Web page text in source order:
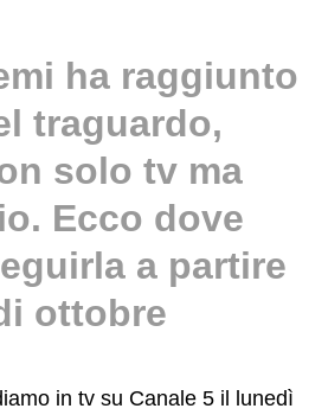
ha raggiunto
traguardo,
solo tv ma
Ecco dove
a partire
ottobre
in tv su Canale 5 il lunedì